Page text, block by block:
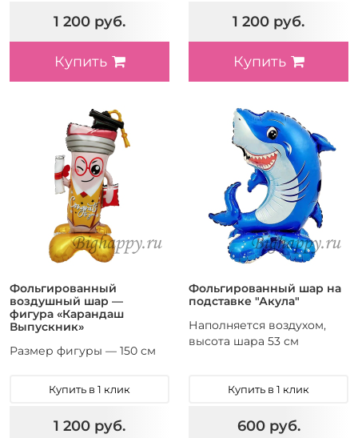
1 200 руб.
Купить
1 200 руб.
Купить
Фольгированный
воздушный шар —
фигура «Карандаш
Выпускник»
Размер фигуры — 150 см
Купить в 1 клик
1 200 руб.
Фольгированный шар на
подставке "Акула"
Наполняется воздухом,
высота шара 53 см
Купить в 1 клик
600 руб.